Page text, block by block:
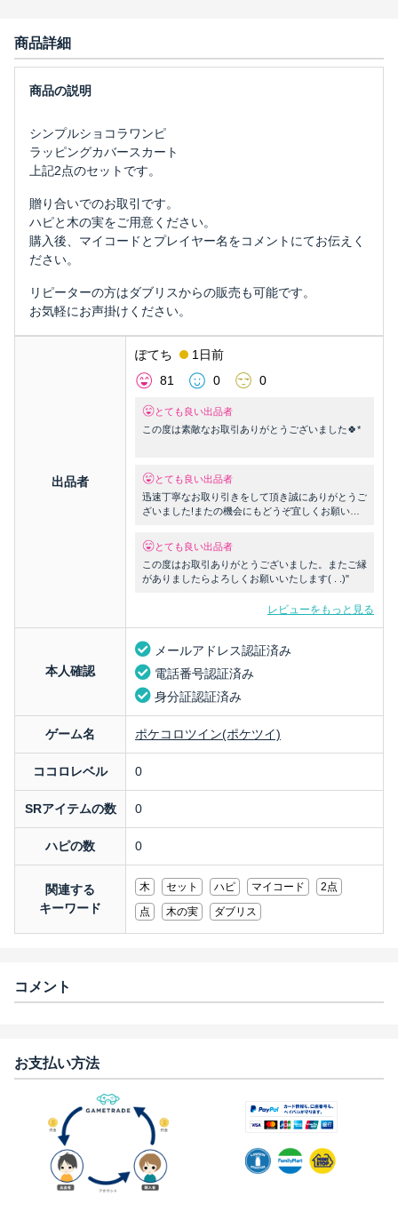
商品詳細
シンプルショコラワンピ
ラッピングカバースカート
上記2点のセットです。
贈り合いでのお取引です。
ハピと木の実をご用意ください。
購入後、マイコードとプレイヤー名をコメントにてお伝えく
ださい。
リピーターの方はダブリスからの販売も可能です。
お気軽にお声掛けください。
出品者
ぽてち
1日前
81
0 0
とても良い出品者
この度は素敵なお取引ありがとうございました🍀*
とても良い出品者
迅速丁寧なお取り引きをして頂き誠にありがとうご
ざいました!またの機会にもどうぞ宜しくお願いい
とても良い出品者
この度はお取引ありがとうございました。またご縁
がありましたらよろしくお願いいたします( . .)"
レビューをもっと見る
本人確認
メールアドレス認証済み
電話番号認証済み
身分証認証済み
ゲーム名 ポケコロツイン(ポケツイ)
ココロレベル 0
SRアイテムの数 0
ハピの数 0
関連する
キーワード
木 セット ハピ マイコード
2点
点
木の実 ダブリス
コメント
お支払い方法